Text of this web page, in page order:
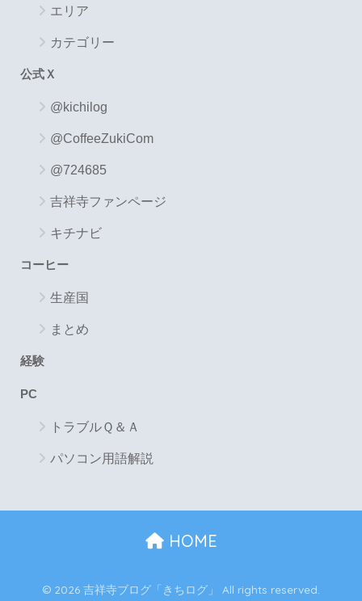
エリア
カテゴリー
公式Ｘ
@kichilog
@CoffeeZukiCom
@724685
吉祥寺ファンページ
キチナビ
コーヒー
生産国
まとめ
経験
PC
トラブルＱ＆Ａ
パソコン用語解説
HOME
© 2026 吉祥寺ブログ「きちログ」 All rights reserved.